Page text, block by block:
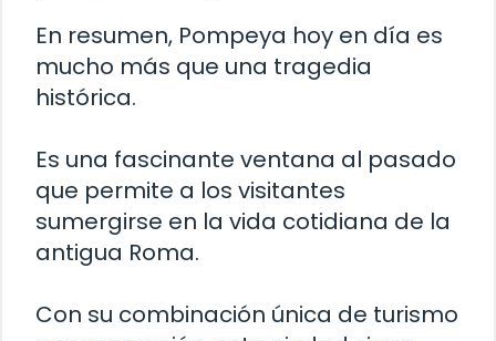
En resumen, Pompeya hoy en día es
mucho más que una tragedia
histórica.
Es una fascinante ventana al pasado
que permite a los visitantes
sumergirse en la vida cotidiana de la
antigua Roma.
Con su combinación única de turismo